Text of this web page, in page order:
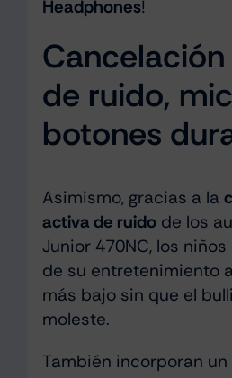
Headphones!
de ruido,
botones
Asimismo, gracias a la
activa de ruidode los
Junior 470NC, los
de su entretenimiento
más bajo sin que el
moleste.
También incorporan un